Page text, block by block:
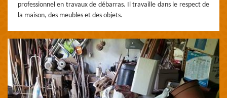
professionnel en travaux de débarras. Il travaille dans le respect de
la maison, des meubles et des objets.